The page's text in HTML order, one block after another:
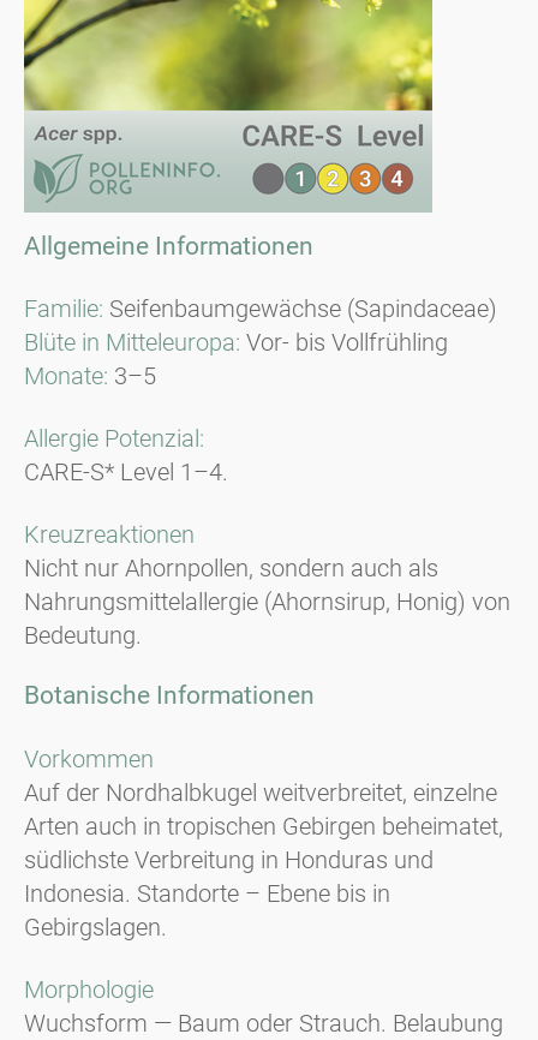
Allgemeine Informationen
Familie: Seifenbaumgewächse (Sapindaceae)
Blüte in Mitteleuropa: Vor- bis Vollfrühling
Monate: 3–5
Allergie Potenzial:
CARE-S* Level 1–4.
Kreuzreaktionen
Nicht nur Ahornpollen, sondern auch als
Nahrungsmittelallergie (Ahornsirup, Honig) von
Bedeutung.
Botanische Informationen
Vorkommen
Auf der Nordhalbkugel weitverbreitet, einzelne
Arten auch in tropischen Gebirgen beheimatet,
südlichste Verbreitung in Honduras und
Indonesia. Standorte – Ebene bis in
Gebirgslagen.
Morphologie
Wuchsform — Baum oder Strauch. Belaubung